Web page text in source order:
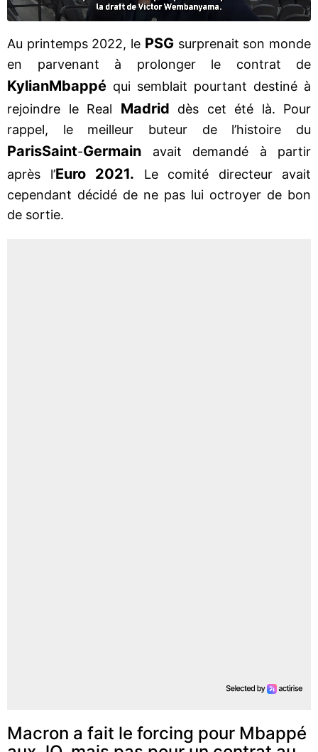
Au printemps 2022, le PSGsurprenait son monde
en parvenant à prolonger le contrat de
KylianMbappé qui semblait pourtant destiné à
rejoindre le Real Madrid dès cet été là. Pour
rappel, le meilleur buteur de l’histoire du
ParisSaint-Germain avait demandé à partir
après l’Euro 2021. Le comité directeur avait
cependant décidé de ne pas lui octroyer de bon
de sortie.
Macron a fait le forcing pour Mbappé